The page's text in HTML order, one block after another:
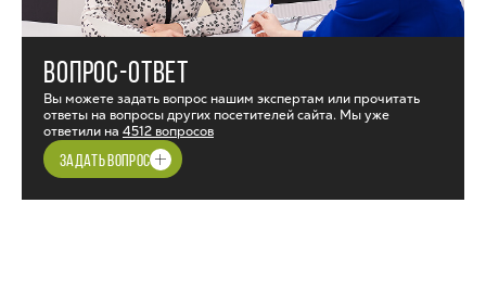
ВОПРОС-ОТВЕТ
Вы можете задать вопрос нашим экспертам или прочитать
ответы на вопросы других посетителей сайта. Мы уже
ответили на 4512 вопросов
ЗАДАТЬ ВОПРОС